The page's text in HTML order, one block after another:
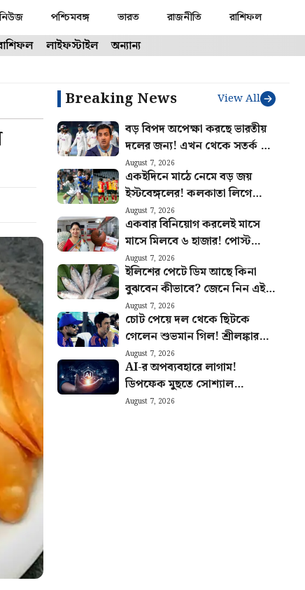
পশ্চিমবঙ্গ ভারত রাজনীতি রাশিফল
লাইফস্টাইল অন্যান্য
Breaking News View All
বড় বিপদ অপেক্ষা করছে ভারতীয়
দলের জন্য! এখন থেকে সতর্ক না
হলে ফল ভুগবেন গম্ভীররা
August 7, 2026
একইদিনে মাঠে নেমে বড় জয়
ইস্টবেঙ্গলের! কলকাতা লিগে
আবারও ধাক্কা মোহনবাগানের
August 7, 2026
একবার বিনিয়োগ করলেই মাসে
মাসে মিলবে ৬ হাজার! পোস্ট
অফিসের এই বাম্পার স্কিমের হিসাব
বুঝুন
August 7, 2026
ইলিশের পেটে ডিম আছে কিনা
বুঝবেন কীভাবে? জেনে নিন এই
ট্রিকস
August 7, 2026
চোট পেয়ে দল থেকে ছিটকে
গেলেন শুভমান গিল! শ্রীলঙ্কার
বিরুদ্ধে সিরিজ শুরুর আগে মাঠে
নেমে চাপে ভারত
August 7, 2026
AI-র অপব্যবহারে লাগাম!
ডিপফেক মুছতে সোশ্যাল
মিডিয়াকে ৩ ঘণ্টার সময়সীমা বেঁধে
August 7, 2026